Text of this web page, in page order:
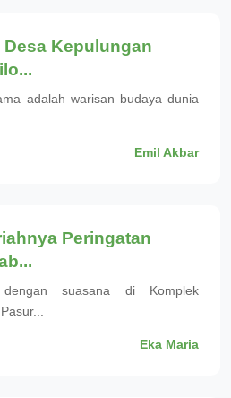
Kepulungan
adalah warisan budaya dunia
Emil Akbar
Peringatan
suasana di Komplek
Eka Maria